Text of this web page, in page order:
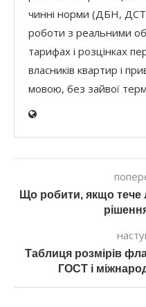
чинні норми (ДБН,
роботи з реальними
тарифах і розцінках
власників квартир і
мовою, без зайвої
Що робити, якщо тече
Таблиця розмірів
ГОСТ і